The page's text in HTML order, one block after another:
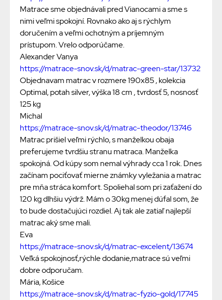
Matrace sme objednávali pred Vianocami a sme s
nimi veľmi spokojní. Rovnako ako aj s rýchlym
doručením a veľmi ochotným a príjemným
prístupom. Vrelo odporúčame.
Alexander Vanya
https://matrace-snov.sk/d/matrac-green-star/13732
Objednavam matrac v rozmere 190x85 , kolekcia
Optimal, potah silver, výška 18 cm , tvrdosť 5, nosnosť
125 kg
Michal
https://matrace-snov.sk/d/matrac-theodor/13746
Matrac prišiel veľmi rýchlo, s manželkou obaja
preferujeme tvrdšiu stranu matraca. Manželka
spokojná. Od kúpy som nemal výhrady cca 1 rok. Dnes
začínam pociťovať mierne známky vyležania a matrac
pre mňa stráca komfort. Spoliehal som pri zaťažení do
120 kg dlhšiu výdrž. Mám o 30kg menej dúfal som, že
to bude dostačujúci rozdiel. Aj tak ale zatiaľ najlepší
matrac aký sme mali.
Eva
https://matrace-snov.sk/d/matrac-excelent/13674
Veľká spokojnosť,rýchle dodanie,matrace sú veľmi
dobre odporučam.
Mária, Košice
https://matrace-snov.sk/d/matrac-fyzio-gold/17745